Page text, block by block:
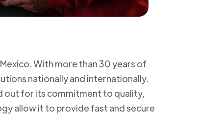
With more than 30 years of
nationally and internationally.
out for its commitment to quality,
allow it to provide fast and secure